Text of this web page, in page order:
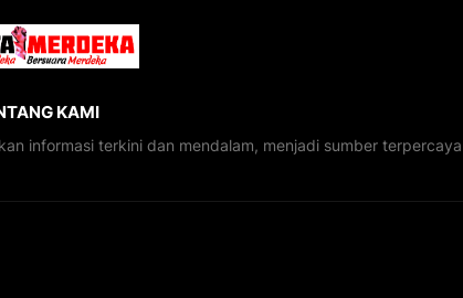
KAMI
informasi terkini dan mendalam, menjadi sumber